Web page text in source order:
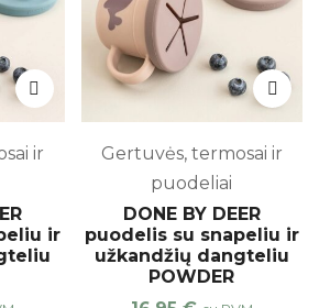
ir
ir
Gertuvės, termosai ir
puodeliai
DONE BY DEER
puodelis su snapeliu ir
užkandžių dangteliu
POWDER